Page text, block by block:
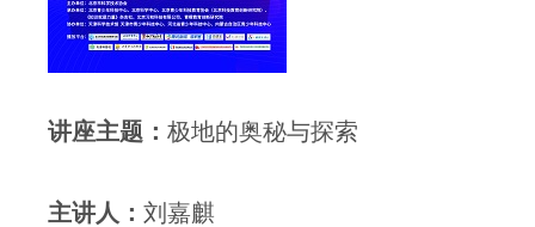
讲座主题： 极地的奥秘与探索
主讲人 ： 刘嘉麒